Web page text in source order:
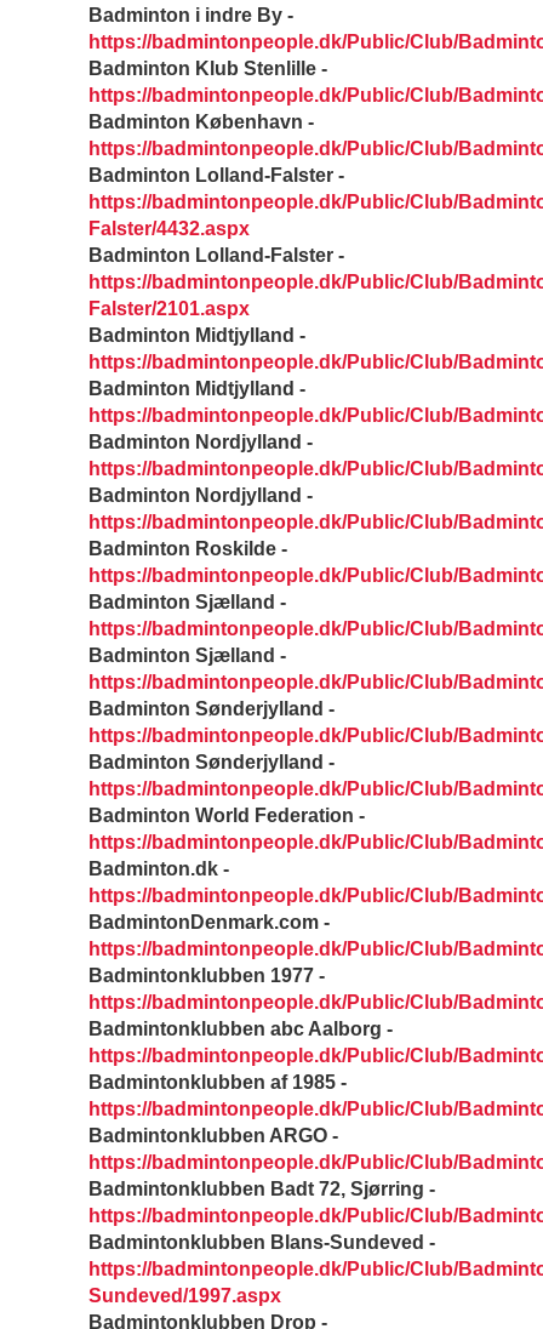
Badminton i indre By -
https://badmintonpeople.dk/Public/Club/
Badminton Klub Stenlille -
https://badmintonpeople.dk/Public/Club/
Badminton København -
https://badmintonpeople.dk/Public/Club/
Badminton Lolland-Falster -
https://badmintonpeople.dk/Public/Club/
Falster/4432.aspx
Badminton Lolland-Falster -
https://badmintonpeople.dk/Public/Club/
Falster/2101.aspx
Badminton Midtjylland -
https://badmintonpeople.dk/Public/Club/
Badminton Midtjylland -
https://badmintonpeople.dk/Public/Club/
Badminton Nordjylland -
https://badmintonpeople.dk/Public/Club/
Badminton Nordjylland -
https://badmintonpeople.dk/Public/Club/
Badminton Roskilde -
https://badmintonpeople.dk/Public/Club/
Badminton Sjælland -
https://badmintonpeople.dk/Public/Club/
Badminton Sjælland -
https://badmintonpeople.dk/Public/Club/
Badminton Sønderjylland -
https://badmintonpeople.dk/Public/Club/
Badminton Sønderjylland -
https://badmintonpeople.dk/Public/Club/
Badminton World Federation -
https://badmintonpeople.dk/Public/Club/
Badminton.dk -
https://badmintonpeople.dk/Public/Club/
BadmintonDenmark.com -
https://badmintonpeople.dk/Public/Club/
Badmintonklubben 1977 -
https://badmintonpeople.dk/Public/Club/
Badmintonklubben abc Aalborg -
https://badmintonpeople.dk/Public/Club/
Badmintonklubben af 1985 -
https://badmintonpeople.dk/Public/Club/
Badmintonklubben ARGO -
https://badmintonpeople.dk/Public/Club/
Badmintonklubben Badt 72, Sjørring -
https://badmintonpeople.dk/Public/Club/
Badmintonklubben Blans-Sundeved -
https://badmintonpeople.dk/Public/Club/
Sundeved/1997.aspx
Badmintonklubben Drop -